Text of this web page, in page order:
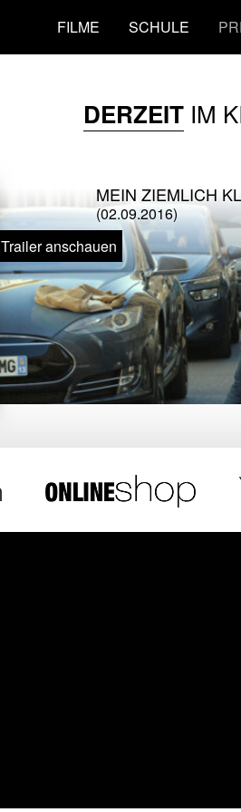
FILME SCHULE
DERZEITIM
MEIN ZIEMLICH
(02.09.2016)
Trailer anschauen